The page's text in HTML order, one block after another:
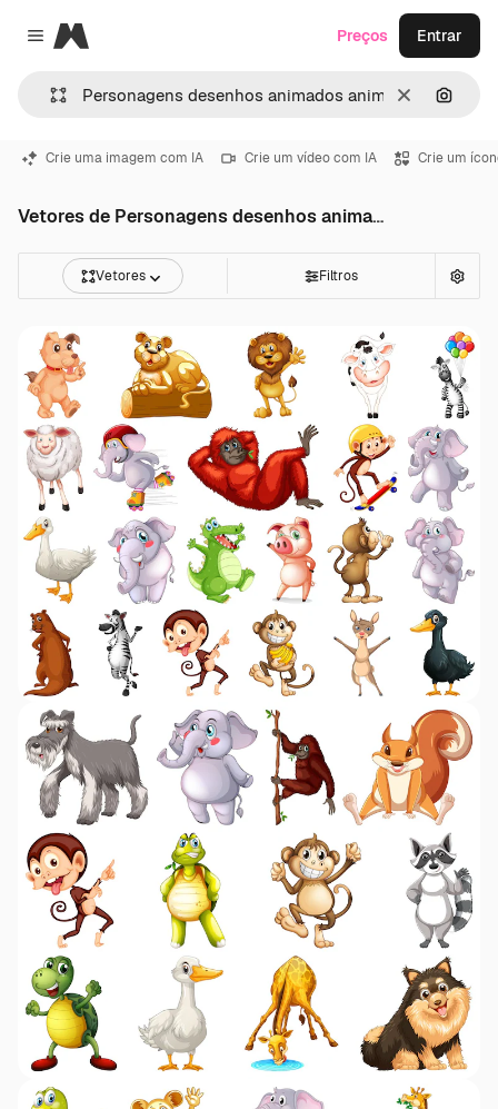
Close menu
Magnific
Limpar
Preços Entrar
Crie uma imagem com IA Crie um vídeo com IA Crie um
Vetores de Personagens desenhos animados animais
Vetores Filtros